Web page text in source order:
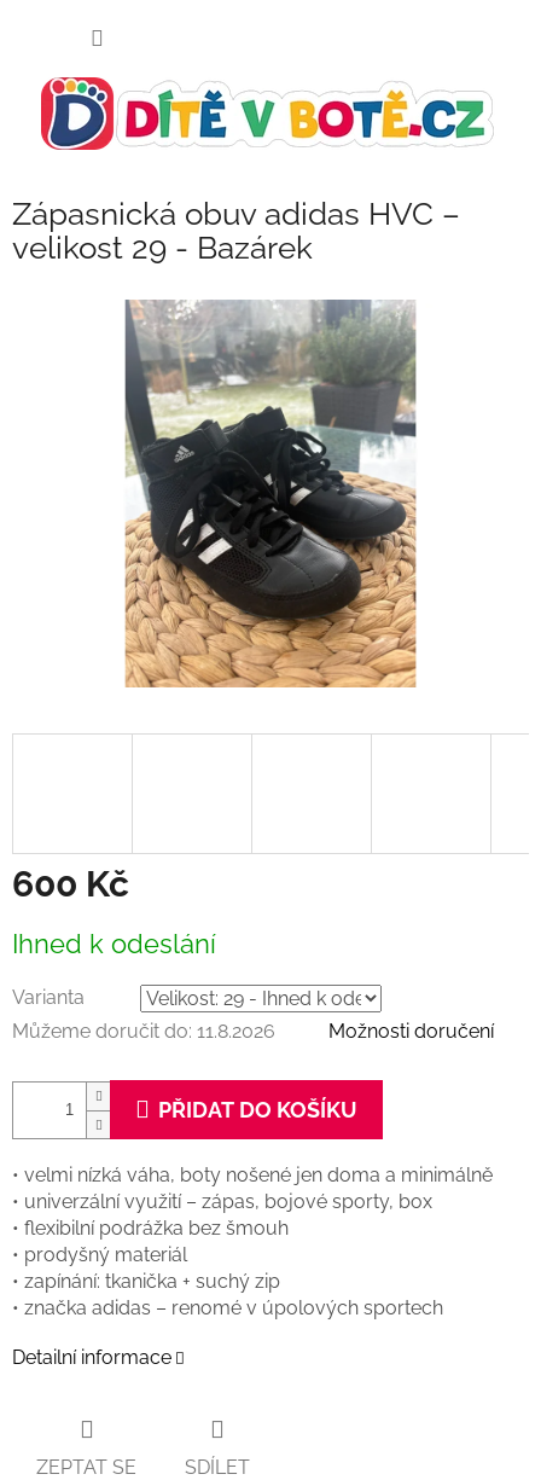
Zápasnická obuv adidas HVC –
velikost 29 - Bazárek
600 Kč
cena:
Ihned k odeslání
Varianta
Můžeme doručit do: 11.8.2026 Možnosti doručení
PŘIDAT DO KOŠÍKU
• velmi nízká váha, boty nošené jen doma a minimálně
• univerzální využití – zápas, bojové sporty, box
• flexibilní podrážka bez šmouh
• prodyšný materiál
• zapínání: tkanička + suchý zip
• značka adidas – renomé v úpolových sportech
Detailní informace
ZEPTAT SE SDÍLET